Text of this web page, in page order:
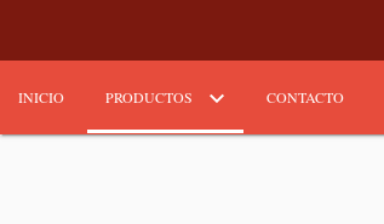
INICIO PRODUCTOS CONTACTO